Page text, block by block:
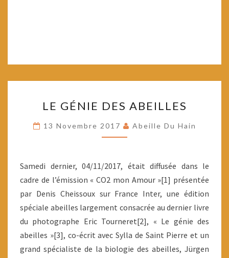
GÉNIE
DES
ABEILLES
LE GÉNIE DES ABEILLES
13 Novembre 2017 Abeille Du Hain
Samedi dernier, 04/11/2017, était diffusée dans le
cadre de l’émission « CO2 mon Amour »[1] présentée
par Denis Cheissoux sur France Inter, une édition
spéciale abeilles largement consacrée au dernier livre
du photographe Eric Tourneret[2], « Le génie des
abeilles »[3], co-écrit avec Sylla de Saint Pierre et un
grand spécialiste de la biologie des abeilles, Jürgen